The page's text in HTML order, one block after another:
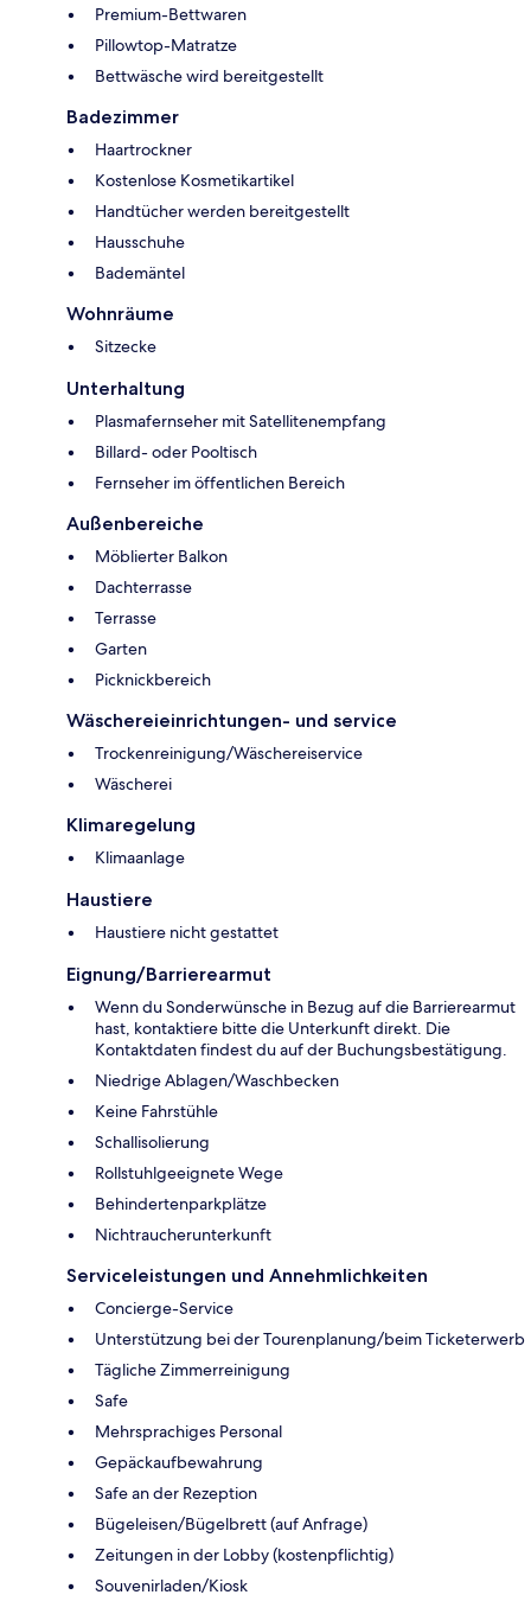
Premium-Bettwaren
Pillowtop-Matratze
Bettwäsche wird bereitgestellt
Badezimmer
Haartrockner
Kostenlose Kosmetikartikel
Handtücher werden bereitgestellt
Hausschuhe
Bademäntel
Wohnräume
Sitzecke
Unterhaltung
Plasmafernseher mit Satellitenempfang
Billard- oder Pooltisch
Fernseher im öffentlichen Bereich
Außenbereiche
Möblierter Balkon
Dachterrasse
Terrasse
Garten
Picknickbereich
Wäschereieinrichtungen- und service
Trockenreinigung/Wäschereiservice
Wäscherei
Klimaregelung
Klimaanlage
Haustiere
Haustiere nicht gestattet
Eignung/Barrierearmut
Wenn du Sonderwünsche in Bezug auf die Barrierearmut
hast, kontaktiere bitte die Unterkunft direkt. Die
Kontaktdaten findest du auf der Buchungsbestätigung.
Niedrige Ablagen/Waschbecken
Keine Fahrstühle
Schallisolierung
Rollstuhlgeeignete Wege
Behindertenparkplätze
Nichtraucherunterkunft
Serviceleistungen und Annehmlichkeiten
Concierge-Service
Unterstützung bei der Tourenplanung/beim Ticketerwerb
Tägliche Zimmerreinigung
Safe
Mehrsprachiges Personal
Gepäckaufbewahrung
Safe an der Rezeption
Bügeleisen/Bügelbrett (auf Anfrage)
Zeitungen in der Lobby (kostenpflichtig)
Souvenirladen/Kiosk